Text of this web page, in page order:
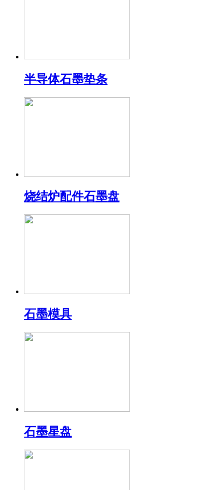
半导体石墨垫条
烧结炉配件石墨盘
石墨模具
石墨星盘